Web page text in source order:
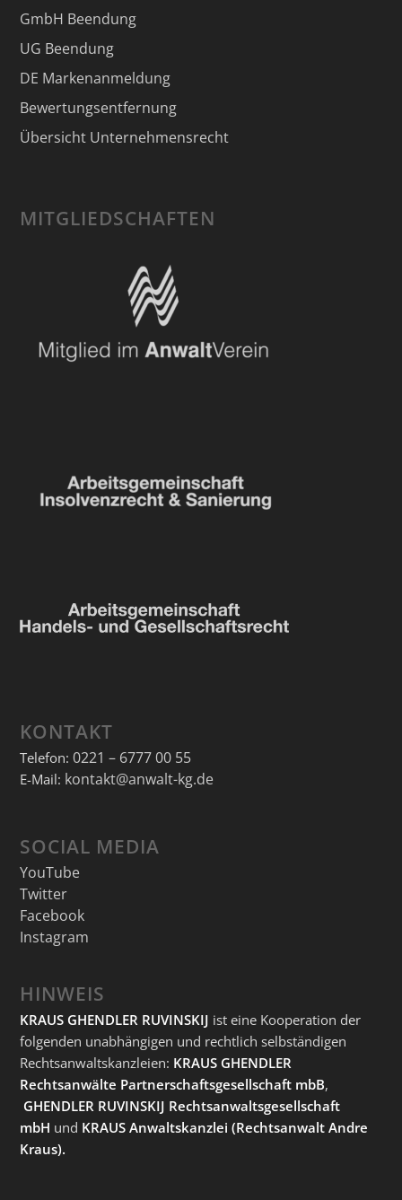
GmbH Beendung
UG Beendung
DE Markenanmeldung
Bewertungsentfernung
Übersicht Unternehmensrecht
MITGLIEDSCHAFTEN
KONTAKT
Telefon: 0221 – 6777 00 55
E-Mail: kontakt@anwalt-kg.de
SOCIAL MEDIA
YouTube
Twitter
Facebook
Instagram
HINWEIS
KRAUS GHENDLER RUVINSKIJ ist eine Kooperation der
folgenden unabhängigen und rechtlich selbständigen
Rechtsanwaltskanzleien: KRAUS GHENDLER
Rechtsanwälte Partnerschaftsgesellschaft mbB,
GHENDLER RUVINSKIJ Rechtsanwaltsgesellschaft
mbH und KRAUS Anwaltskanzlei (Rechtsanwalt Andre
Kraus).